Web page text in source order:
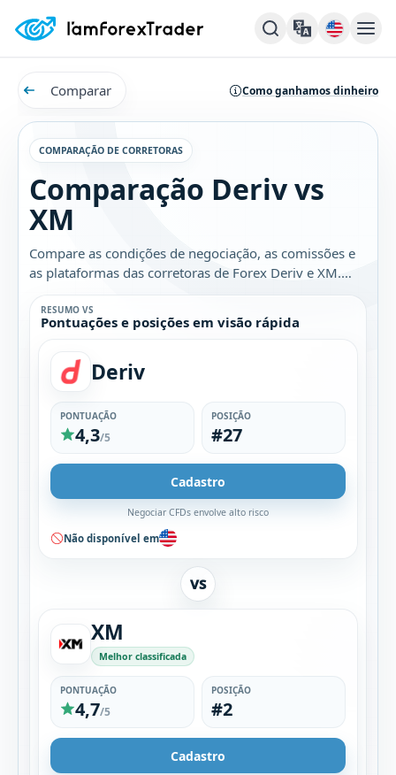
Comparar Como ganhamos dinheiro
COMPARAÇÃO DE CORRETORAS
Comparação Deriv vs
XM
Compare as condições de negociação, as comissões e
as plataformas das corretoras de Forex Deriv e XM.
Descubra qual é a melhor opção para você.
RESUMO VS
Pontuações e posições em visão rápida
Deriv
PONTUAÇÃO
4,3/5
POSIÇÃO
#27
Cadastro
Negociar CFDs envolve alto risco
Não disponível em
VS
XM
Melhor classificada
PONTUAÇÃO
4,7/5
POSIÇÃO
#2
Cadastro